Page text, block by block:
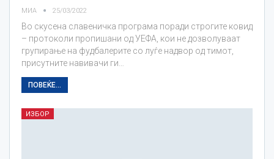
МИА 25/03/2022
Во скусена славеничка програма поради строгите ковид
– протоколи пропишани од УЕФА, кои не дозволуваат
групирање на фудбалерите со луѓе надвор од тимот,
присутните навивачи ги…
ПОВЕЌЕ...
ИЗБОР